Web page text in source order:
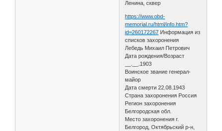
Ленина, сквер
https://www.obd-
memorial.ru/html/info.htm?
id=260172267 Информация из
списков захоронения
Лебедь Михаил Петрович
Дата рождения/Возраст
__.__.1903
Воинское звание генерал-
майор
Дата смерти 22.08.1943
Страна захоронения Россия
Регион захоронения
Белгородская обл.
Место захоронения г.
Белгород, Октябрьский р-н,